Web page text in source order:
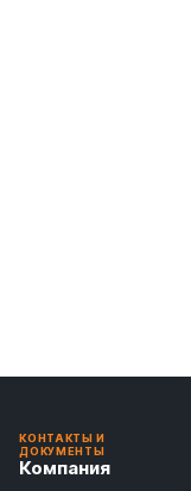
КОНТАКТЫ И
ДОКУМЕНТЫ
Компания